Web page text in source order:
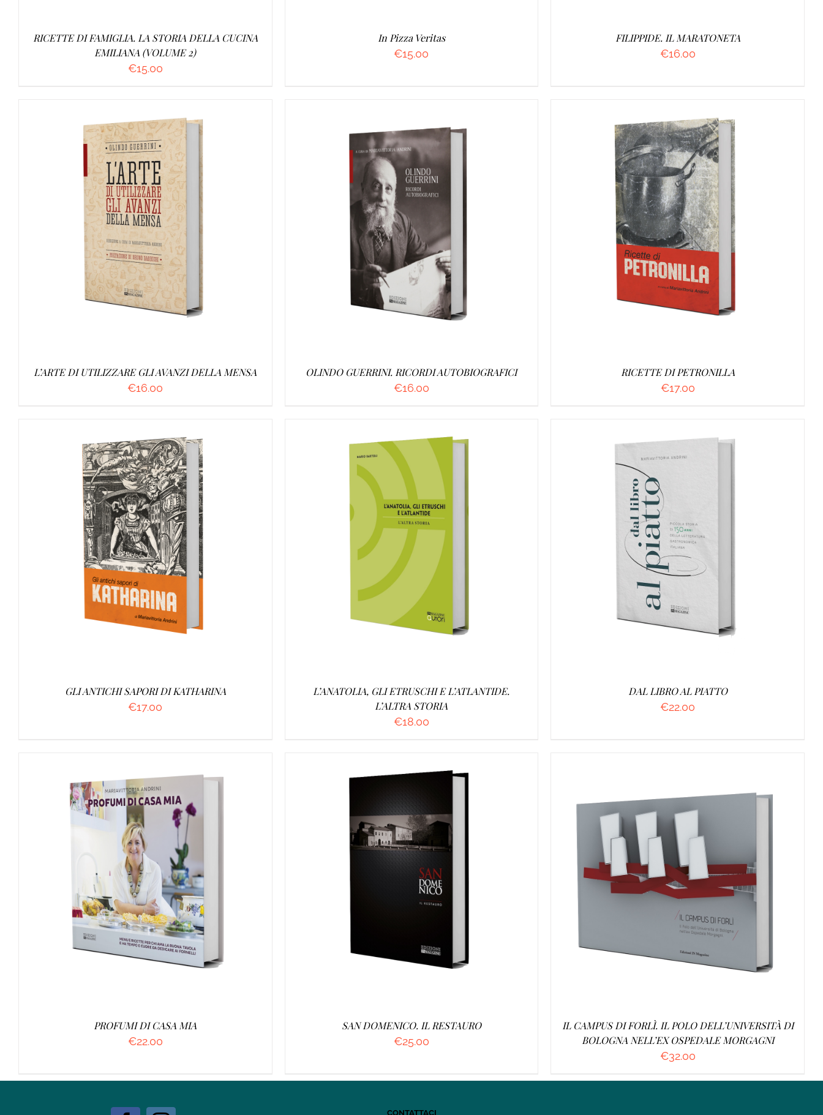
RICETTE DI FAMIGLIA. LA STORIA DELLA CUCINA
EMILIANA (VOLUME 2)
€15.00
In Pizza Veritas
€15.00
FILIPPIDE. IL MARATONETA
€16.00
AGGIUNGI AL CARRELLO / DETTAGLI
L’ARTE DI UTILIZZARE GLI AVANZI DELLA MENSA
€16.00
AGGIUNGI AL CARRELLO
OLINDO GUERRINI. RICORDI AUTOBIOGRAFICI
€16.00
DETTAGLI
RICETTE DI PETRONILLA
€17.00
AGGIUNGI AL CARRELLO / DETTAGLI
GLI ANTICHI SAPORI DI KATHARINA
€17.00
AGGIUNGI AL CARRELLO /
L’ANATOLIA, GLI ETRUSCHI E L’ATLANTIDE.
L’ALTRA STORIA
€18.00
AGGIUNGI AL CARRELLO
DAL LIBRO AL PIATTO
€22.00
AGGIUNGI AL CARRELLO / DETTAGLI
PROFUMI DI CASA MIA
€22.00
AGGIUNGI AL CARRELLO /
SAN DOMENICO. IL RESTAURO
€25.00
AGGIUNGI AL CARRELLO /
IL CAMPUS DI FORLÌ. IL POLO DELL’UNIVERSITÀ DI
BOLOGNA NELL’EX OSPEDALE MORGAGNI
€32.00
CONTATTACI